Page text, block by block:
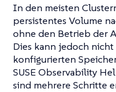
In den meisten
persistentes Volume
ohne den Betrieb der
Dies kann jedoch
konfigurierten
SUSE Observability
sind mehrere Schritte